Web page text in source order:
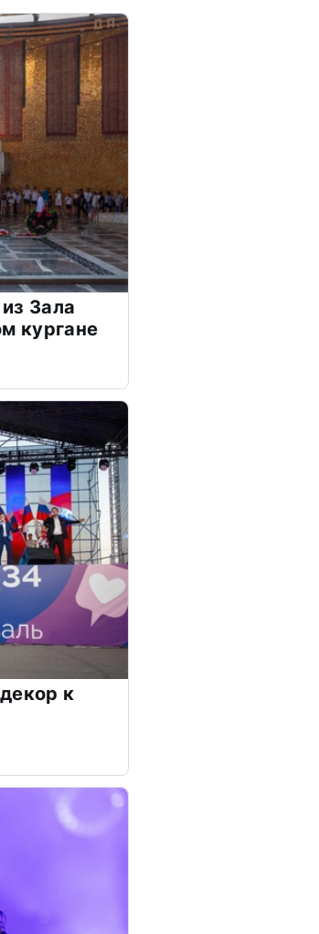
Зала
кургане
к